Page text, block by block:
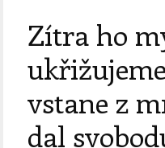
Zítra ho
vstane z
dal